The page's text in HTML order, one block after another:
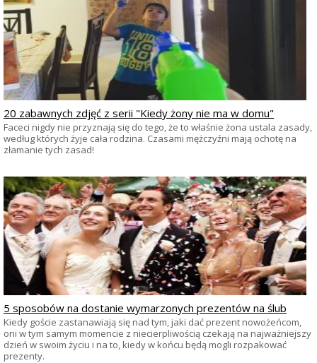
20 zabawnych zdjęć z serii "Kiedy żony nie ma w domu"
Faceci nigdy nie przyznają się do tego, że to właśnie żona ustala zasady,
według których żyje cała rodzina. Czasami mężczyźni mają ochotę na
złamanie tych zasad!
5 sposobów na dostanie wymarzonych prezentów na ślub
Kiedy goście zastanawiają się nad tym, jaki dać prezent nowożeńcom,
oni w tym samym momencie z niecierpliwością czekają na najważniejszy
dzień w swoim życiu i na to, kiedy w końcu będą mogli rozpakować
prezenty.